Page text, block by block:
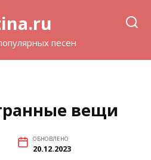
песен
вещи
ОБНОВЛЕНО
20.12.2023